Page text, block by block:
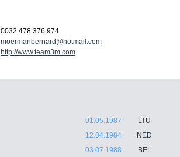
0032 478 376 974
moermanbernard@hotmail.com
http://www.team3m.com
01.05.1987
LTU
12.04.1984
NED
03.07.1988
BEL